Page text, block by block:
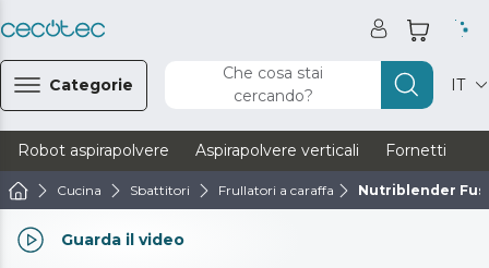
Categorie
Che cosa stai
cercando?
IT
Robot aspirapolvere Aspirapolvere verticali Fornetti
Cucina Sbattitori Frullatori a caraffa Nutriblender
Guarda il video